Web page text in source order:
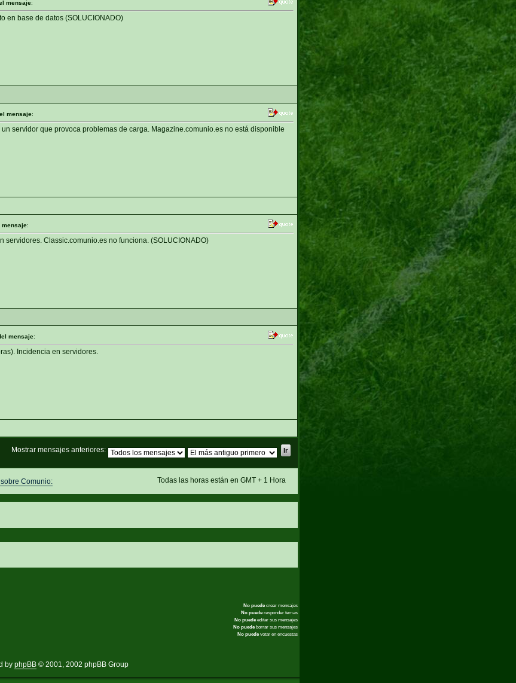
mensaje:
en base de datos (SOLUCIONADO)
mensaje:
servidor que provoca problemas de carga. Magazine.comunio.es no está disponible
mensaje:
servidores. Classic.comunio.es no funciona. (SOLUCIONADO)
mensaje:
Incidencia en servidores.
Mostrar mensajes anteriores:
Todas las horas están en GMT + 1 Hora
Comunio:
No puedecrear mensajes
No puederesponder temas
No puedeeditar sus mensajes
No puedeborrar sus mensajes
No puedevotar en encuestas
by phpBB © 2001, 2002 phpBB Group